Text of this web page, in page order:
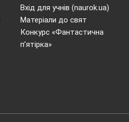
Вхід для учнів (naurok.ua)
Матеріали до свят
Конкурс «Фантастична
п’ятірка»